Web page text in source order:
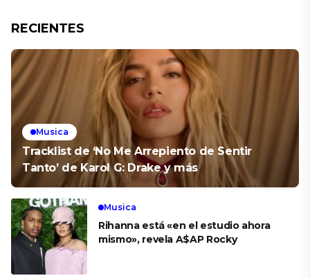
RECIENTES
Musica
Tracklist de ‘No Me Arrepiento de Sentir
Tanto’ de Karol G: Drake y más
Musica
Rihanna está «en el estudio ahora
mismo», revela A$AP Rocky